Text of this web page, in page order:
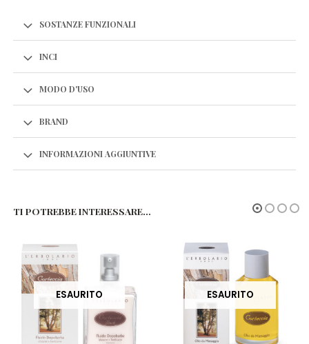
SOSTANZE FUNZIONALI
INCI
MODO D'USO
BRAND
INFORMAZIONI AGGIUNTIVE
TI POTREBBE INTERESSARE…
ESAURITO ESAURITO